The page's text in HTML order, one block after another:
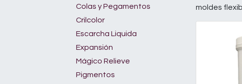
Colas y Pegamentos
Crilcolor
Escarcha Liquida
Expansión
Mágico Relieve
Pigmentos
moldes